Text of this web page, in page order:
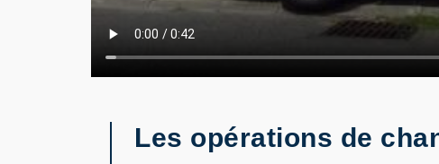
Les opérations de